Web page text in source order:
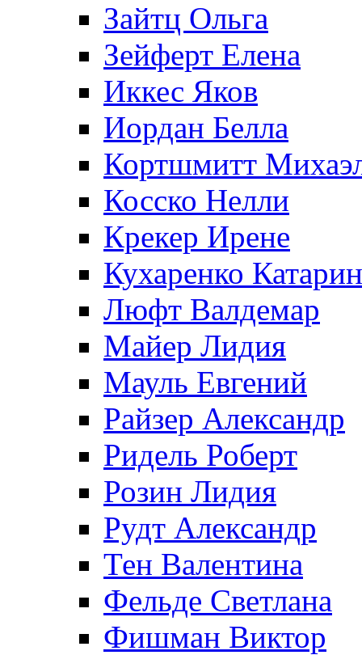
Зайтц Ольга
Зейферт Елена
Иккес Яков
Иордан Белла
Кортшмитт
Косско Нелли
Крекер Ирене
Кухаренко
Люфт Валдемaр
Майер Лидия
Мауль Евгений
Райзер Александр
Ридель Роберт
Розин Лидия
Рудт Александр
Тен Валентина
Фельде Светлана
Фишман Виктор